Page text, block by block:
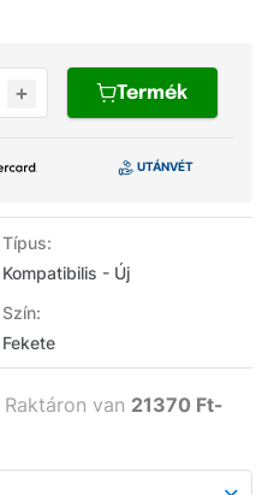
Típus:
Kompatibilis - Új
Szín:
Fekete
Termék
Raktáron van 21370 Ft-